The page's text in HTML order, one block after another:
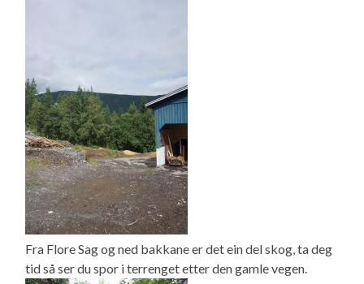
Fra Flore Sag og ned bakkane er det ein del skog, ta deg
tid så ser du spor i terrenget etter den gamle vegen.